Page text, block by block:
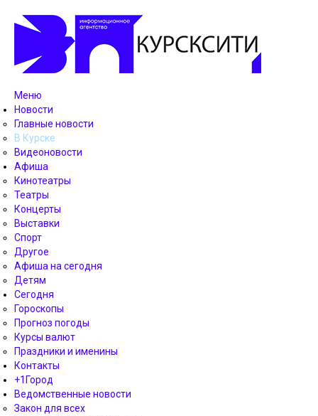
Меню
Новости
Главные новости
В Курске
Видеоновости
Афиша
Кинотеатры
Театры
Концерты
Выставки
Спорт
Другое
Афиша на сегодня
Детям
Сегодня
Гороскопы
Прогноз погоды
Курсы валют
Праздники и именины
Контакты
+1Город
Ведомственные новости
Закон для всех